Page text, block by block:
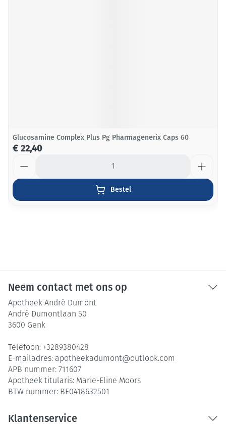
Glucosamine Complex Plus Pg Pharmagenerix Caps 60
€ 22,40
Bestel
Neem contact met ons op
Apotheek André Dumont
André Dumontlaan 50
3600 Genk
Telefoon: +3289380428
E-mailadres: apotheekadumont@outlook.com
APB nummer: 711607
Apotheek titularis: Marie-Eline Moors
BTW nummer: BE0418632501
Klantenservice